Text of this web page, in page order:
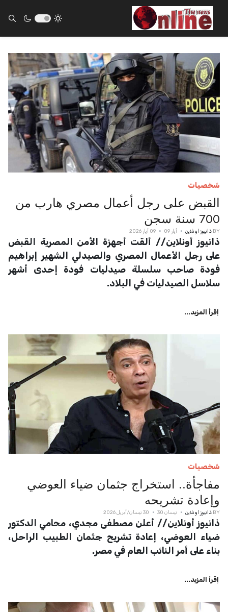
شخصيات
القبض على رجل أعمال مصري هارب من
700 سنة سجن
BY ذانيوز اونلاين أيار 09 09 أيار 2026
ذانيوز أونلاين// ألقت أجهزة الأمن المصرية القبض
على رجل الأعمال المصري والصيدلي الشهير إبراهيم
فودة صاحب سلسلة صيدليات فودة إحدى أشهر
سلاسل الصيدليات في البلاد.
اِقرأ المزيد...
شخصيات
مفاجأة.. استخراج جثمان ضياء العوضي
وإعادة تشريحه
BY ذانيوز اونلاين نيسان 30 30 نيسان/أبريل 2026
ذانيوز أونلاين// أعلن مصطفى مجدي، محامي الدكتور
ضياء العوضي، إعادة تشريح جثمان الطبيب الراحل،
بناء على أمر النائب العام في مصر.
اِقرأ المزيد...